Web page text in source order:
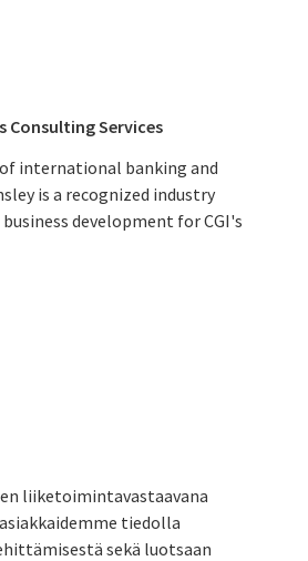
Consulting Services
international banking and
is a recognized industry
development for CGI's
liiketoimintavastaavana
tiedolla
sekä luotsaan